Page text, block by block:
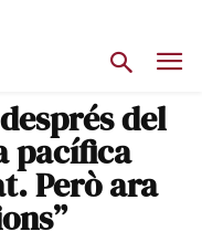
del
pacífica
Però ara